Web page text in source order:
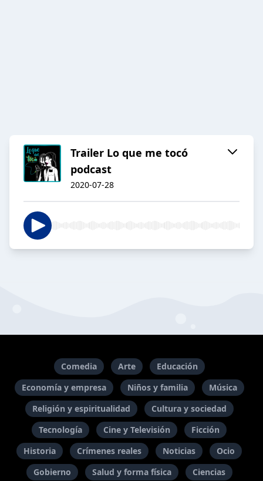
Trailer Lo que me tocó
podcast
2020-07-28
Comedia Arte
Educación
Economía y empresa
Niños y familia
Música
Religión y espiritualidad
Cultura y sociedad
Tecnología
Cine y Televisión
Ficción
Historia
Crímenes reales Noticias
Ocio
Gobierno
Salud y forma física Ciencias